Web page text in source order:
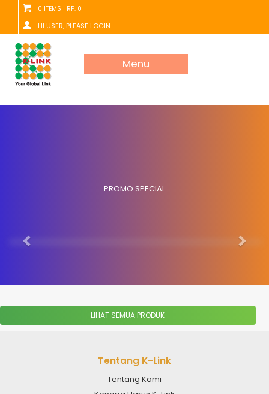
0 ITEMS | RP. 0
HI USER, PLEASE LOGIN
Menu
PROMO SPECIAL
Previous Next
Tentang K-Link
Tentang Kami